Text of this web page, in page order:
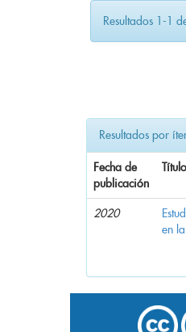
Resultados 1-1
Resultados por
Fecha de
publicación
Título
2020
en